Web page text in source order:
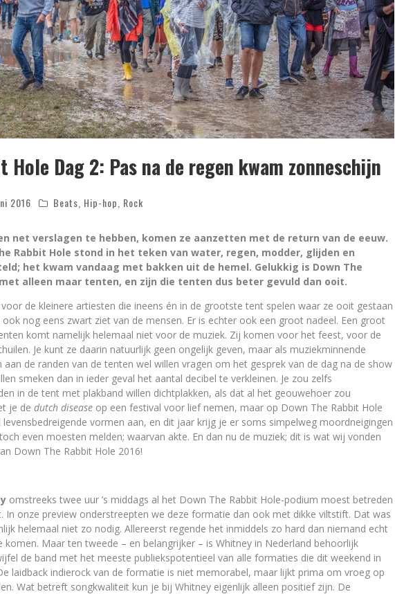
Hole Dag 2: Pas na de regen kwam zonneschijn
2016 Beats Hip-hop Rock
net verslagen te hebben, komen ze aanzetten met de return van de eeuw.
Rabbit Hole stond in het teken van water, regen, modder, glijden en
het kwam vandaag met bakken uit de hemel. Gelukkig is Down The
alleen maar tenten, en zijn die tenten dus beter gevuld dan ooit.
de kleinere artiesten die ineens én in de grootste tent spelen waar ze ooit gestaan
nog eens zwart ziet van de mensen. Er is echter ook een groot nadeel. Een groot
komt namelijk helemaal niet voor de muziek. Zij komen voor het feest, voor de
Je kunt ze daarin natuurlijk geen ongelijk geven, maar als muziekminnende
de randen van de tenten wel willen vragen om het gesprek van de dag na de show
smeken dan in ieder geval het aantal decibel te verkleinen. Je zou zelfs
in de tent met plakband willen dichtplakken, als dat al het geouwehoer zou
je de dutch disease op een festival voor lief nemen, maar op Down The Rabbit Hole
vormen aan, en dit jaar krijg je er soms simpelweg moordneigingen
even moesten melden; waarvan akte. En dan nu de muziek; dit is wat wij vonden
Down The Rabbit Hole 2016!
omstreeks twee uur ’s middags al het Down The Rabbit Hole-podium moest betreden
In onze preview onderstreepten we deze formatie dan ook met dikke viltstift. Dat was
helemaal niet zo nodig. Allereerst regende het inmiddels zo hard dan niemand echt
komen. Maar ten tweede – en belangrijker – is Whitney in Nederland behoorlijk
de band met het meeste publiekspotentieel van alle formaties die dit weekend in
laidback indierock van de formatie is niet memorabel, maar lijkt prima om vroeg op
Wat betreft songkwaliteit kun je bij Whitney eigenlijk alleen positief zijn. De